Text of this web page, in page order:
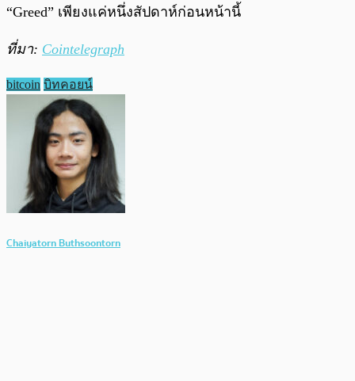
“Greed” เพียงแค่หนึ่งสัปดาห์ก่อนหน้านี้
ที่มา: Cointelegraph
bitcoin บิทคอยน์
Chaiyatorn Buthsoontorn